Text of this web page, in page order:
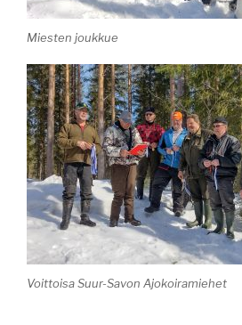
Miesten joukkue
Voittoisa Suur-Savon Ajokoiramiehet